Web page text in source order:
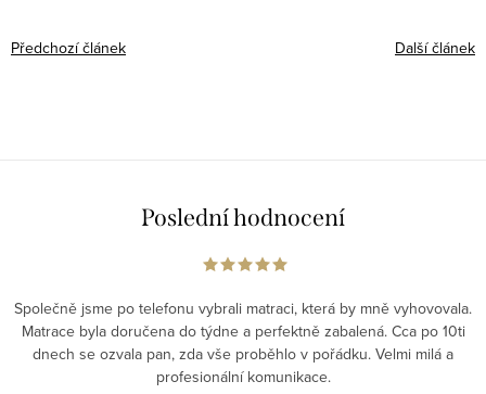
Předchozí článek Další článek
Poslední hodnocení
Společně jsme po telefonu vybrali matraci, která by mně vyhovovala.
Matrace byla doručena do týdne a perfektně zabalená. Cca po 10ti
dnech se ozvala pan, zda vše proběhlo v pořádku. Velmi milá a
profesionální komunikace.